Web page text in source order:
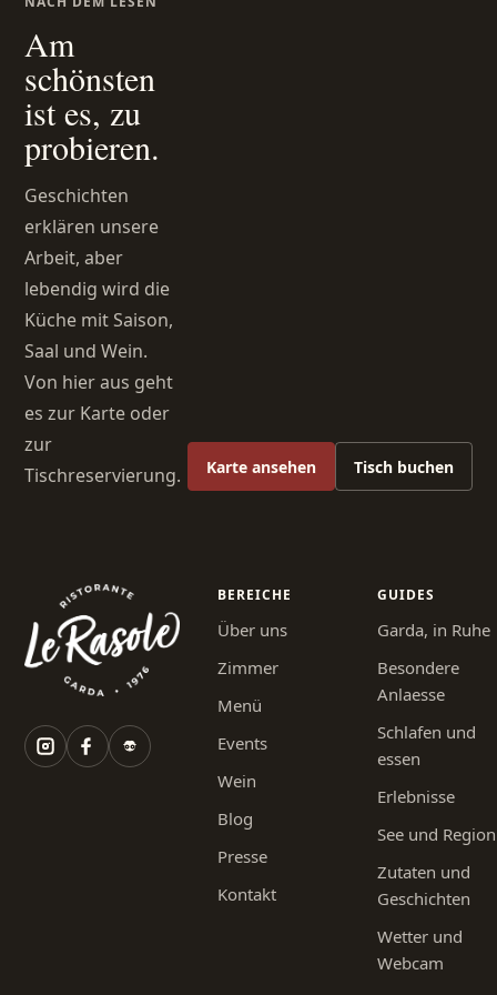
Am
schönsten
ist es, zu
probieren.
Geschichten
erklären unsere
Arbeit, aber
lebendig wird die
Küche mit Saison,
Saal und Wein.
Von hier aus geht
es zur Karte oder
zur
Tischreservierung.
Karte ansehen Tisch buchen
BEREICHE
Über uns
Zimmer
Menü
Events
Wein
Blog
Presse
Kontakt
GUIDES
Garda, in Ruhe
Besondere
Anlaesse
Schlafen und
essen
Erlebnisse
See und Region
Zutaten und
Geschichten
Wetter und
Webcam